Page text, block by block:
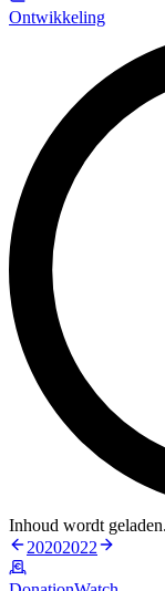
Ontwikkeling
Inhoud wordt
20202022